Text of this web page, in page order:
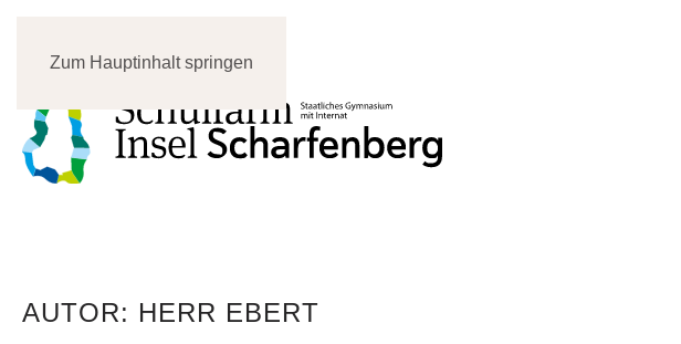
Zum Hauptinhalt springen
AUTOR: HERR EBERT